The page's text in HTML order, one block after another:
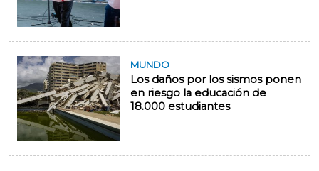
MUNDO
Los daños por los sismos ponen
en riesgo la educación de
18.000 estudiantes